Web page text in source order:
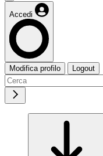
Accedi
Modifica profilo Logout